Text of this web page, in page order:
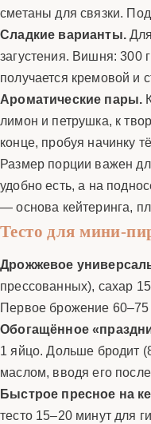
сметаны для связки.
Сладкие варианты.Для
загустения. Вишня: 300
получается кремовой и
Ароматические пары.
лимон и петрушка, к
конце, пробуя начинку
Размер порции важен
удобно есть, а на
— основа кейтеринга,
Тесто для мини-
Дрожжевое
прессованных), сахар
Первое брожение 60–75
Обогащённое
1 яйцо. Дольше бродит
маслом, вводя его
Быстрое пресное на
тесто 15–20 минут для